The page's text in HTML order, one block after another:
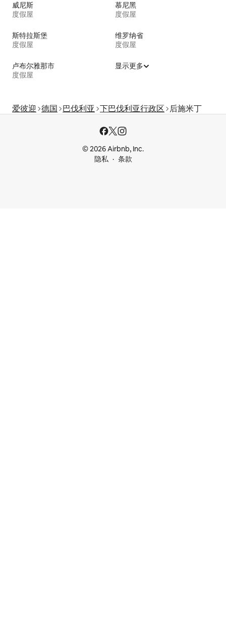
威尼斯
度假屋
慕尼黑
度假屋
斯特拉斯堡
度假屋
维罗纳省
度假屋
卢布尔雅那市
度假屋
显示更多
爱彼迎 德国 巴伐利亚 下巴伐利亚行政区 后施米丁
© 2026 Airbnb, Inc.
隐私
条款